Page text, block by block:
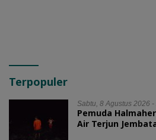
Terpopuler
Sabtu, 8 Agustus 2026 -
Pemuda
Air Terjun